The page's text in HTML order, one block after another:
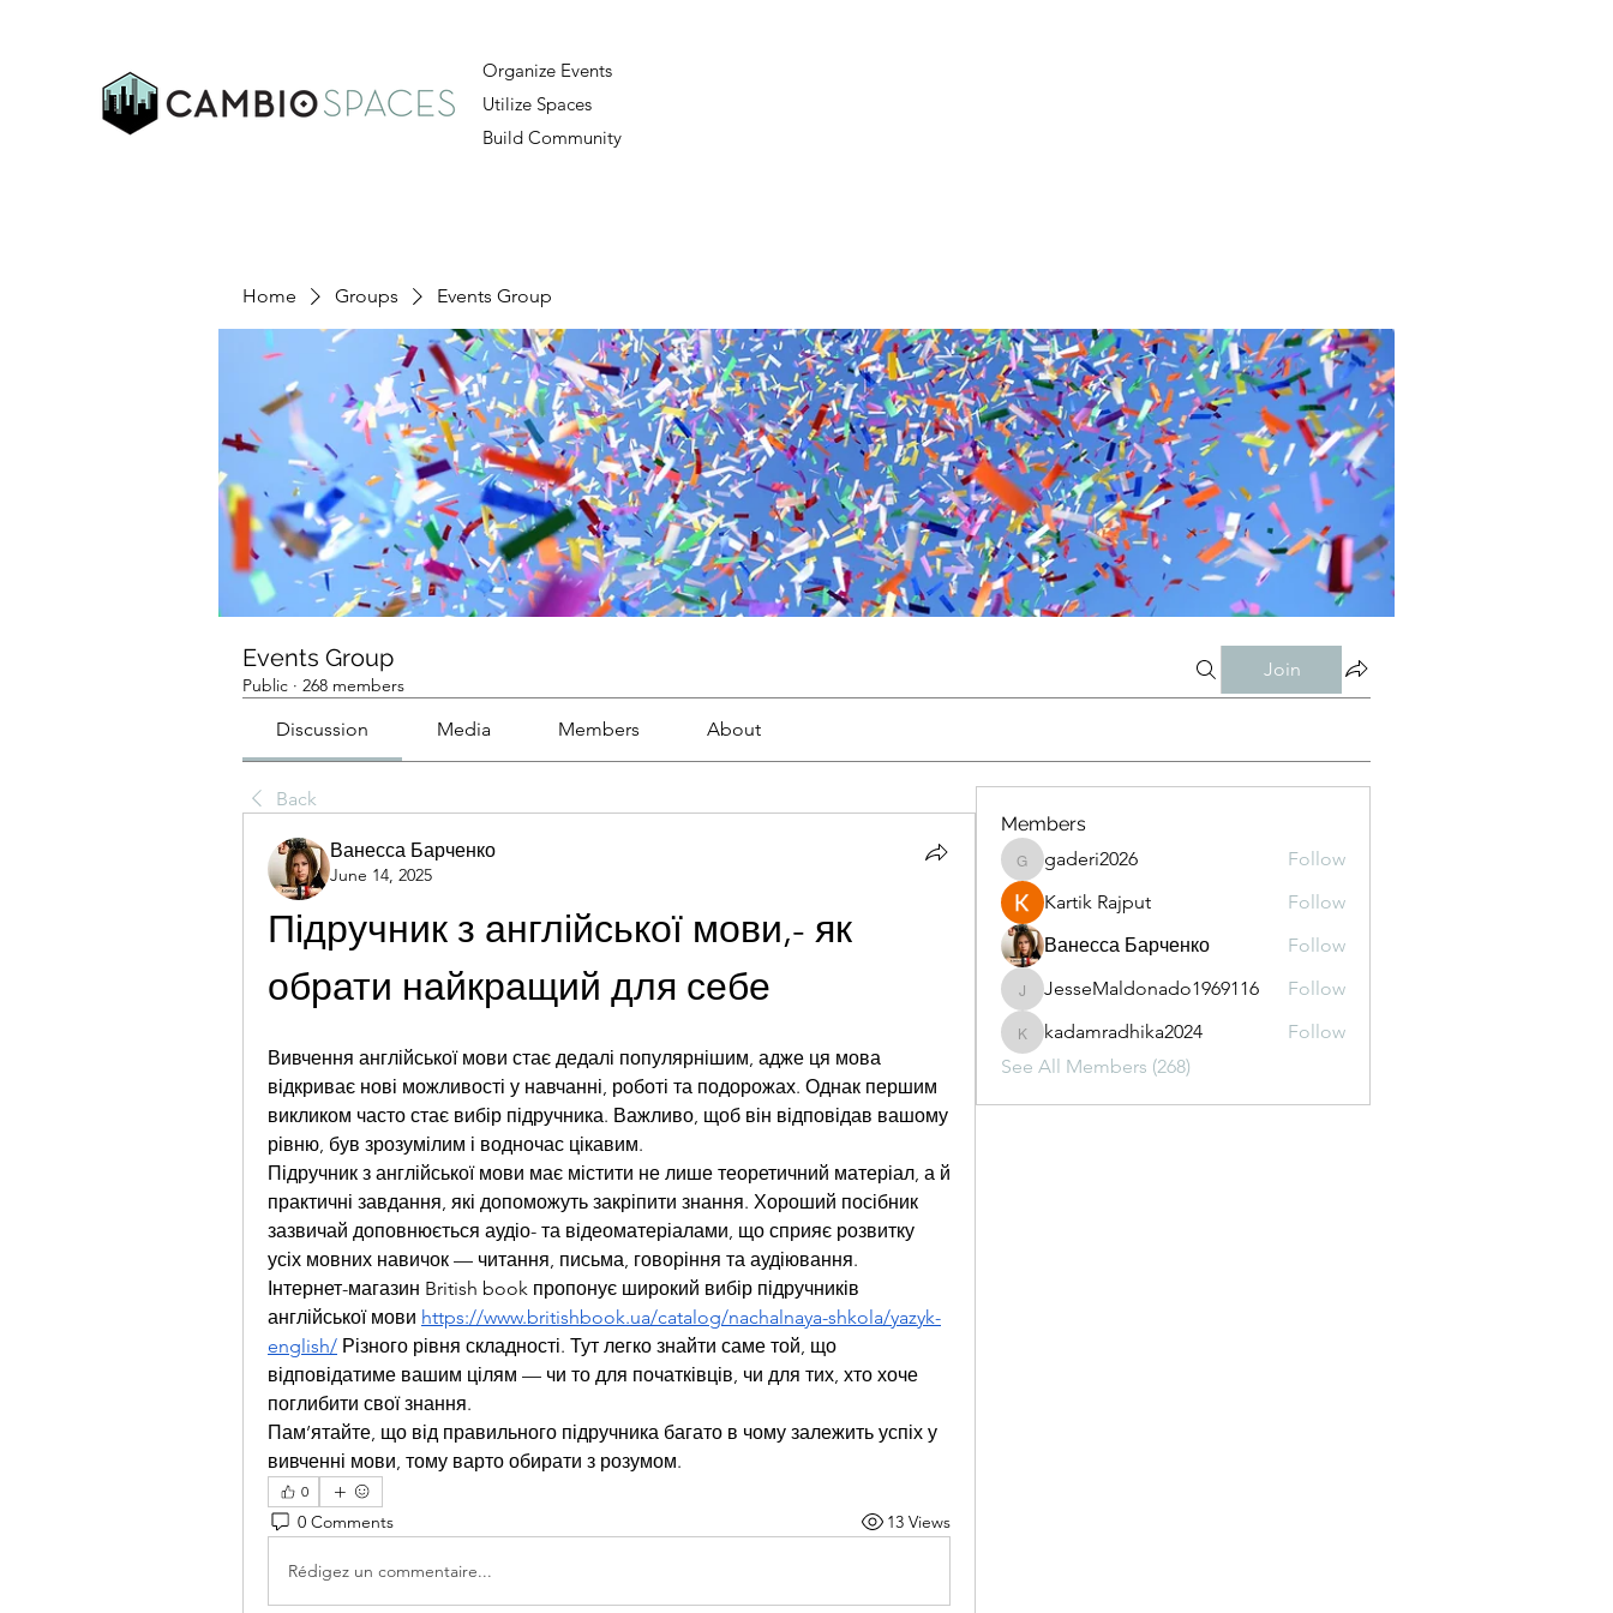
Organize Events
Utilize Spaces
Build Community
Home Groups Events Group
Events Group
Public · 268 members
Join
Discussion Media Members About
Back
Ванесса Барченко
June 14, 2025
Підручник з англійської мови,- як
обрати найкращий для себе
Вивчення англійської мови стає дедалі популярнішим, адже ця мова
відкриває нові можливості у навчанні, роботі та подорожах. Однак першим
викликом часто стає вибір підручника. Важливо, щоб він відповідав вашому
рівню, був зрозумілим і водночас цікавим.
Підручник з англійської мови має містити не лише теоретичний матеріал, а й
практичні завдання, які допоможуть закріпити знання. Хороший посібник
зазвичай доповнюється аудіо- та відеоматеріалами, що сприяє розвитку
усіх мовних навичок — читання, письма, говоріння та аудіювання.
Інтернет-магазин British book пропонує широкий вибір підручників
англійської мови https://www.britishbook.ua/catalog/nachalnaya-shkola/yazyk-
english/ Різного рівня складності. Тут легко знайти саме той, що
відповідатиме вашим цілям — чи то для початківців, чи для тих, хто хоче
поглибити свої знання.
Пам’ятайте, що від правильного підручника багато в чому залежить успіх у
вивченні мови, тому варто обирати з розумом.
0
0 Comments 13 Views
Rédigez un commentaire...
Members
gaderi2026
gaderi2026
Follow
Kartik Rajput
Follow
Ванесса Барченко
Follow
JesseMaldonado1969116
JesseMaldonado1969116 Follow
kadamradhika2024
kadamradhika2024
Follow
See All Members (268)